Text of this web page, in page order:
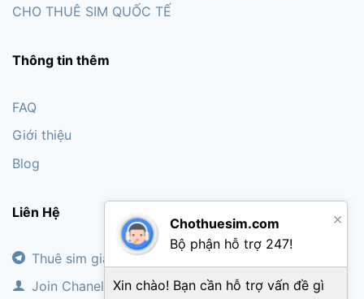
CHO THUÊ SIM QUỐC TẾ
Thông tin thêm
FAQ
Giới thiệu
Blog
Liên Hệ
Thuê sim giá rẻ
Join Chanel
Chothuesim.com
Bộ phận hỗ trợ 247!
×
Xin chào! Bạn cần hỗ trợ vấn đề gì